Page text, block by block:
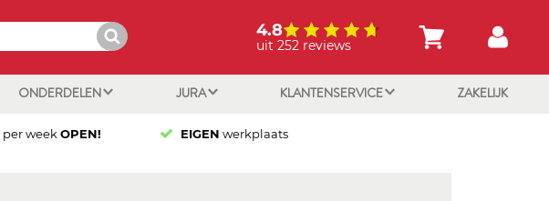
4.8
uit 252 reviews
ONDERDELEN JURA KLANTENSERVICE ZAKELIJK
per weekOPEN! EIGEN werkplaats